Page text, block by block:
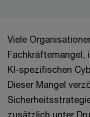
Viele
Fachkräftemangel,
KI-spezifischen
Dieser Mangel
zusätzlich unter